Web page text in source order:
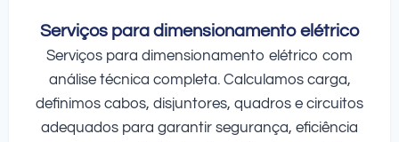
Serviços para dimensionamento elétrico
Serviços para dimensionamento elétrico com
análise técnica completa. Calculamos carga,
definimos cabos, disjuntores, quadros e circuitos
adequados para garantir segurança, eficiência